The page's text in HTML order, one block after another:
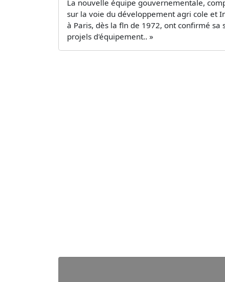
La nouvelle équipe gouvernementale,
sur la voie du développement agri­ cole et
à Paris, dès la fln de 1972, ont confirmé
projels d'équipement.. »